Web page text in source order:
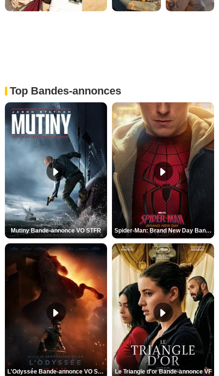
Top Bandes-annonces
Mutiny Bande-annonce VO STFR Spider-Man: Brand New Day Bande-annonce VO STFR
L'Odyssée Bande-annonce VO STFR Le Triangle d'or Bande-annonce VF